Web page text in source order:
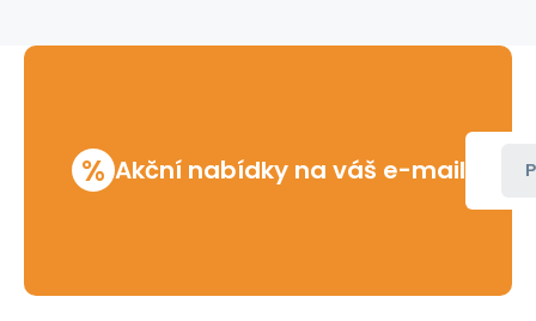
% Akční nabídky na váš e-mail